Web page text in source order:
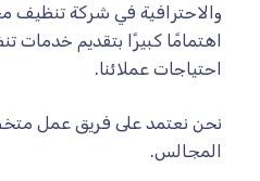
والاحترافية في شركة تنظيف
اهتمامًا كبيرًا بتقديم خدمات
احتياجات عملائنا.
نحن نعتمد على فريق عمل
المجالس.